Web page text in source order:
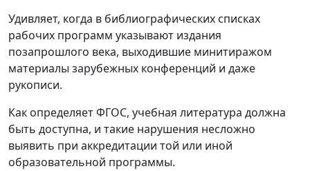
Удивляет, когда в библиографических списках
рабочих программ указывают издания
позапрошлого века, выходившие минитиражом
материалы зарубежных конференций и даже
рукописи.
Как определяет ФГОС, учебная литература должна
быть доступна, и такие нарушения несложно
выявить при аккредитации той или иной
образовательной программы.